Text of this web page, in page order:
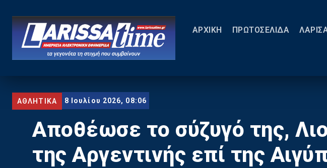
ΑΡΧΙΚΗ ΠΡΩΤΟΣΕΛΙΔΑ
ΑΘΛΗΤΙΚΑ 8 Ιουλίου 2026, 08:06
Αποθέωσε το σύζυγό της,
της Αργεντινής επί της